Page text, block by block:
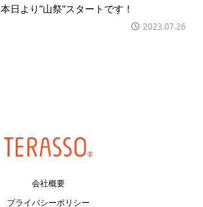
本日より”山祭”スタートです！
2023.07.26
会社概要
プライバシーポリシー